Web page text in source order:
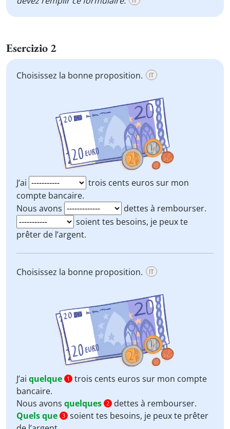
Esercizio 2
Choisissez la bonne proposition. IT
J’ai
trois cents euros sur mon
compte bancaire.
Nous avons
dettes à rembourser.
soient tes besoins, je peux te
prêter de l’argent.
Choisissez la bonne proposition. IT
J’ai quelque 1
trois cents euros sur mon compte
bancaire.
Nous avons quelques 2
dettes à rembourser.
Quels que 3 soient tes besoins, je peux te prêter